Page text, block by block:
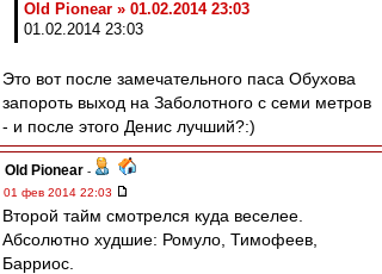
Old Pionear » 01.02.2014 23:03
01.02.2014 23:03
Это вот после замечательного паса Обухова
запороть выход на Заболотного с семи метров
- и после этого Денис лучший?:)
Old Pionear -
01 фев 2014 22:03
Второй тайм смотрелся куда веселее.
Абсолютно худшие: Ромуло, Тимофеев,
Барриос.